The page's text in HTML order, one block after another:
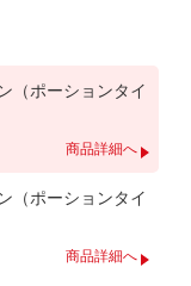
（ポーションタイ
商品詳細へ
（ポーションタイ
商品詳細へ